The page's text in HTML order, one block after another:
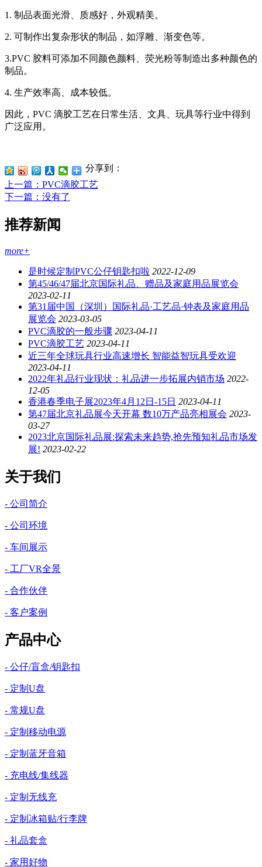
1. 制品表面光滑、质感好，外观精美。
2. 可制作出复杂形状的制品，如浮雕、渐变色等。
3.PVC 胶料可添加不同颜色颜料、荧光粉等制造出多种颜色的
制品。
4. 生产效率高、成本较低。
因此，PVC 滴胶工艺在日常生活、文具、玩具等行业中得到
广泛应用。
分享到：
上一篇 ：PVC滴胶工艺
下一篇 ：没有了
推荐新闻
more+
是时候定制PVC公仔钥匙扣啦 2022-12-09
第45/46/47届北京国际礼品、赠品及家庭用品展览会
2023-02-11
第31届中国（深圳）国际礼品·工艺品·钟表及家庭用品
展览会 2023-03-05
PVC滴胶的一般步骤 2023-04-11
PVC滴胶工艺 2023-04-11
近三年全球玩具行业高速增长 智能益智玩具受欢迎
2023-04-11
2022年礼品行业现状：礼品进一步拓展内销市场 2022-
12-05
香港春季电子展2023年4月12日-15日 2023-04-11
第47届北京礼品展今天开幕 数10万产品亮相展会 2023-
03-27
2023北京国际礼品展:探索未来趋势,抢先预知礼品市场发
展! 2023-02-22
关于我们
- 公司简介
- 公司环境
- 车间展示
- 工厂VR全景
- 合作伙伴
- 客户案例
产品中心
- 公仔/盲盒/钥匙扣
- 定制U盘
- 常规U盘
- 定制移动电源
- 定制蓝牙音箱
- 充电线/集线器
- 定制无线充
- 定制冰箱贴/行李牌
- 礼品套盒
- 家用好物